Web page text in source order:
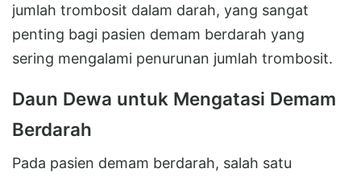
jumlah trombosit dalam darah, yang sangat
penting bagi pasien demam berdarah yang
sering mengalami penurunan jumlah trombosit.
Daun Dewa untuk Mengatasi Demam
Berdarah
Pada pasien demam berdarah, salah satu